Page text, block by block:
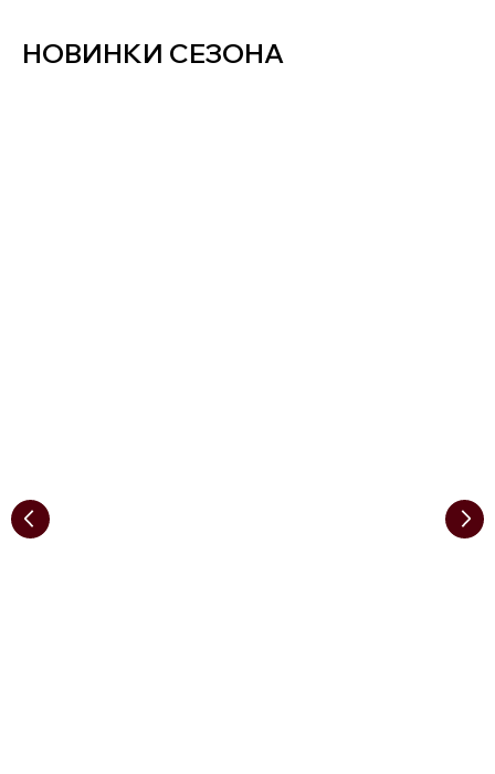
НОВИНКИ СЕЗОНА